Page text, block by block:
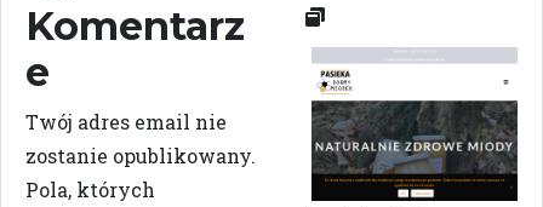
Komentarz
e
Twój adres email nie
zostanie opublikowany.
Pola, których